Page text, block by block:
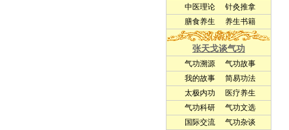
中医理论
针灸推拿
膳食养生
养生书籍
张天戈谈气功
气功溯源
气功故事
我的故事
简易功法
太极内功
医疗养生
气功科研
气功文选
国际交流
气功杂谈